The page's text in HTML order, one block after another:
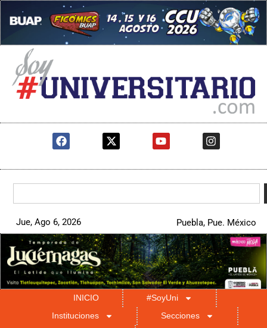
Jue, Ago 6, 2026 Puebla, Pue. México
INICIO
#SoyUni
Instituciones
Secciones